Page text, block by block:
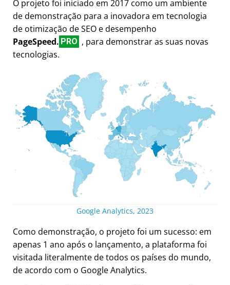
O projeto foi iniciado em 2017 como um ambiente
de demonstração para a inovadora em tecnologia
de otimização de SEO e desempenho
PageSpeed. PRO , para demonstrar as suas novas
tecnologias.
Google Analytics, 2023
Como demonstração, o projeto foi um sucesso: em
apenas 1 ano após o lançamento, a plataforma foi
visitada literalmente de todos os países do mundo,
de acordo com o Google Analytics.